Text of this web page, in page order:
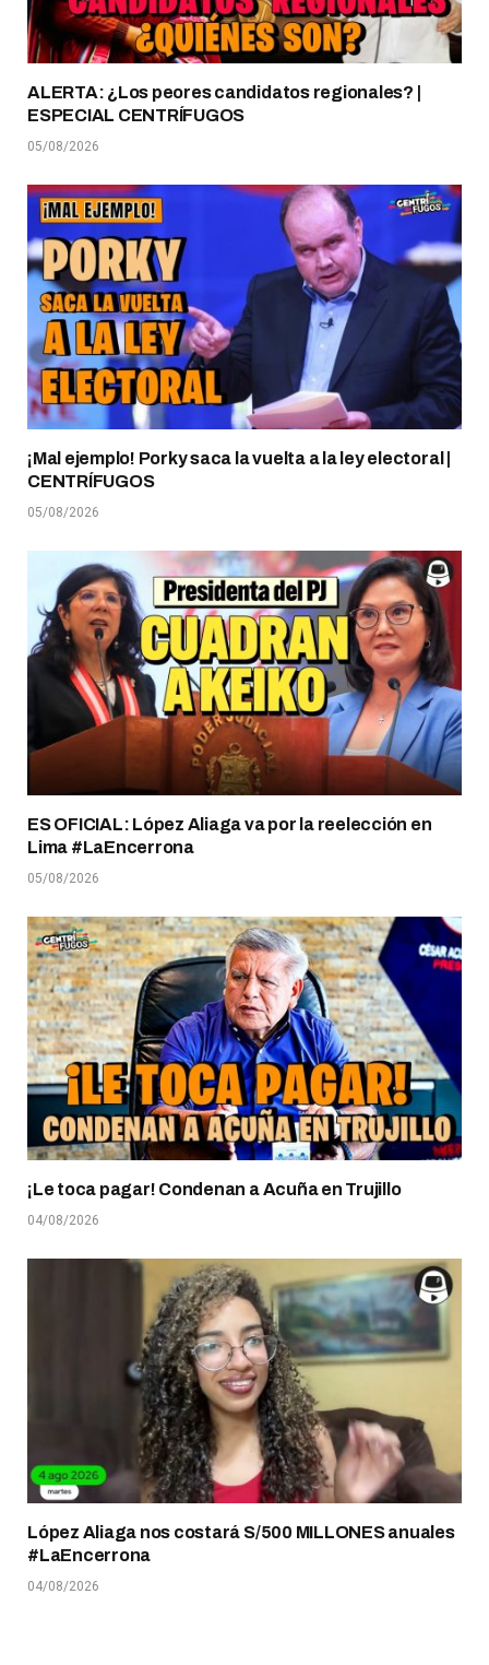
ALERTA: ¿Los peores candidatos regionales? |
ESPECIAL CENTRÍFUGOS
05/08/2026
¡Mal ejemplo! Porky saca la vuelta a la ley electoral |
CENTRÍFUGOS
05/08/2026
ES OFICIAL: López Aliaga va por la reelección en
Lima #LaEncerrona
05/08/2026
¡Le toca pagar! Condenan a Acuña en Trujillo
04/08/2026
López Aliaga nos costará S/500 MILLONES anuales
#LaEncerrona
04/08/2026